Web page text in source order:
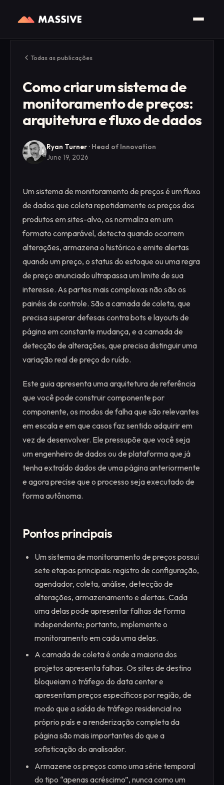
Todas as publicações
Como criar um sistema de
monitoramento de preços:
arquitetura e fluxo de dados
Ryan Turner · Head of Innovation
June 19, 2026
Um sistema de monitoramento de preços é um fluxo
de dados que coleta repetidamente os preços dos
produtos em sites-alvo, os normaliza em um
formato comparável, detecta quando ocorrem
alterações, armazena o histórico e emite alertas
quando um preço, o status do estoque ou uma regra
de preço anunciado ultrapassa um limite de sua
interesse. As partes mais complexas não são os
painéis de controle. São a camada de coleta, que
precisa superar defesas contra bots e layouts de
página em constante mudança, e a camada de
detecção de alterações, que precisa distinguir uma
variação real de preço do ruído.
Este guia apresenta uma arquitetura de referência
que você pode construir componente por
componente, os modos de falha que são relevantes
em escala e em que casos faz sentido adquirir em
vez de desenvolver. Ele pressupõe que você seja
um engenheiro de dados ou de plataforma que já
tenha extraído dados de uma página anteriormente
e agora precise que o processo seja executado de
forma autônoma.
Pontos principais
Um sistema de monitoramento de preços possui
sete etapas principais: registro de configuração,
agendador, coleta, análise, detecção de
alterações, armazenamento e alertas. Cada
uma delas pode apresentar falhas de forma
independente; portanto, implemente o
monitoramento em cada uma delas.
A camada de coleta é onde a maioria dos
projetos apresenta falhas. Os sites de destino
bloqueiam o tráfego do data center e
apresentam preços específicos por região, de
modo que a saída de tráfego residencial no
próprio país e a renderização completa da
página são mais importantes do que a
sofisticação do analisador.
Armazene os preços como uma série temporal
do tipo “apenas acréscimo”, nunca como um